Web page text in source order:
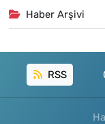
Haber Arşivi
RSS